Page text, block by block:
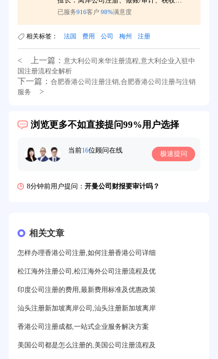
已服务916客户 98%满意度
相关标签： 法国 费用 公司 梅州 注册
< 上一篇： 意大利公司来华注册流程,意大利企业入驻中
国注册流程全解析
下一篇： 合肥香港公司注册注销,合肥香港公司注册与注销
服务
>
浏览更多不如直接提问99%用户选择
当前16位顾问在线 极速提问
6分钟前用户提问：注册香港公司需要哪些条件？
19分钟前用户提问：
21分钟前用户提问：注册塞舌尔公司条件有哪些？
23分钟前用户提问：注册英国公司需要多少费用？
25分钟前用户提问：塞浦路斯注册公司安全吗？
27分钟前用户提问：注册BVI公司所需资料和流程？
31分钟前用户提问：在迪拜注册公司需要什么条件？
32分钟前用户提问：注册美国公司详细流程有？
相关文章
怎样办理香港公司注册,如何注册香港公司详细
松江海外注册公司,松江海外公司注册流程及优
印度公司注册的费用,最新费用标准及优惠政策
汕头注册新加坡离岸公司,汕头注册新加坡离岸
香港公司注册成都,一站式企业服务解决方案
美国公司都是怎么注册的,美国公司注册流程及